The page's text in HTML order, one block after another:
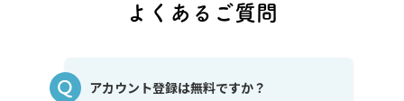
よくあるご質問
アカウント登録は無料ですか？